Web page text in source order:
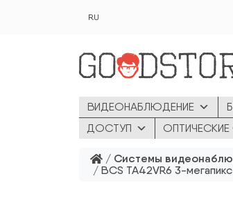
RU
ВИДЕОНАБЛЮДЕНИЕ
ДОСТУП
ОПТИЧЕСКИЕ
/ Системы
/ BCS TA42VR6 3-